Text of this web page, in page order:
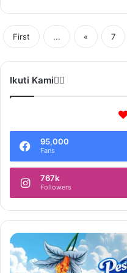
First ... « 7
Ikuti Kami❤️‍🔥
95,000
Fans
767k
Followers